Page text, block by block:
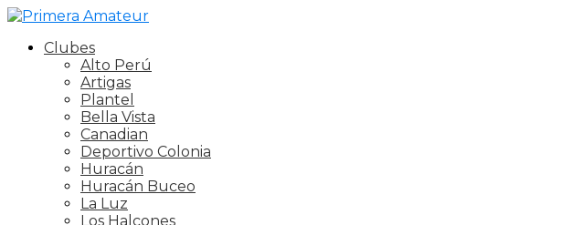
Clubes
Alto Perú
Artigas
Plantel
Bella Vista
Canadian
Deportivo Colonia
Huracán
Huracán Buceo
La Luz
Los Halcones